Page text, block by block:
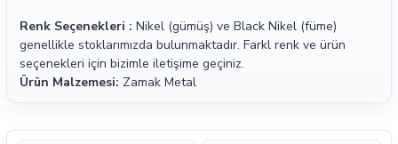
Renk Seçenekleri : Nikel (gümüş) ve Black Nikel (füme)
genellikle stoklarımızda bulunmaktadır. Farkl renk ve ürün
seçenekleri için bizimle iletişime geçiniz.
Ürün Malzemesi: Zamak Metal